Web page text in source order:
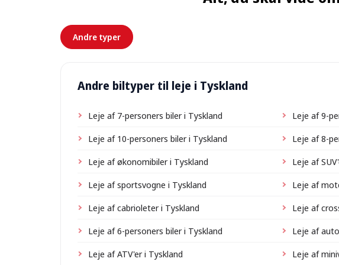
Andre typer
Andre biltyper til leje i Tyskland
Leje af 7-personers biler i Tyskland Leje af 9-
Leje af 10-personers biler i Tyskland
Leje af 8-
Leje af økonomibiler i Tyskland
Leje af
Leje af sportsvogne i Tyskland
Leje af
Leje af cabrioleter i Tyskland
Leje af
Leje af 6-personers biler i Tyskland
Leje af
Leje af ATV'er i Tyskland
Leje af